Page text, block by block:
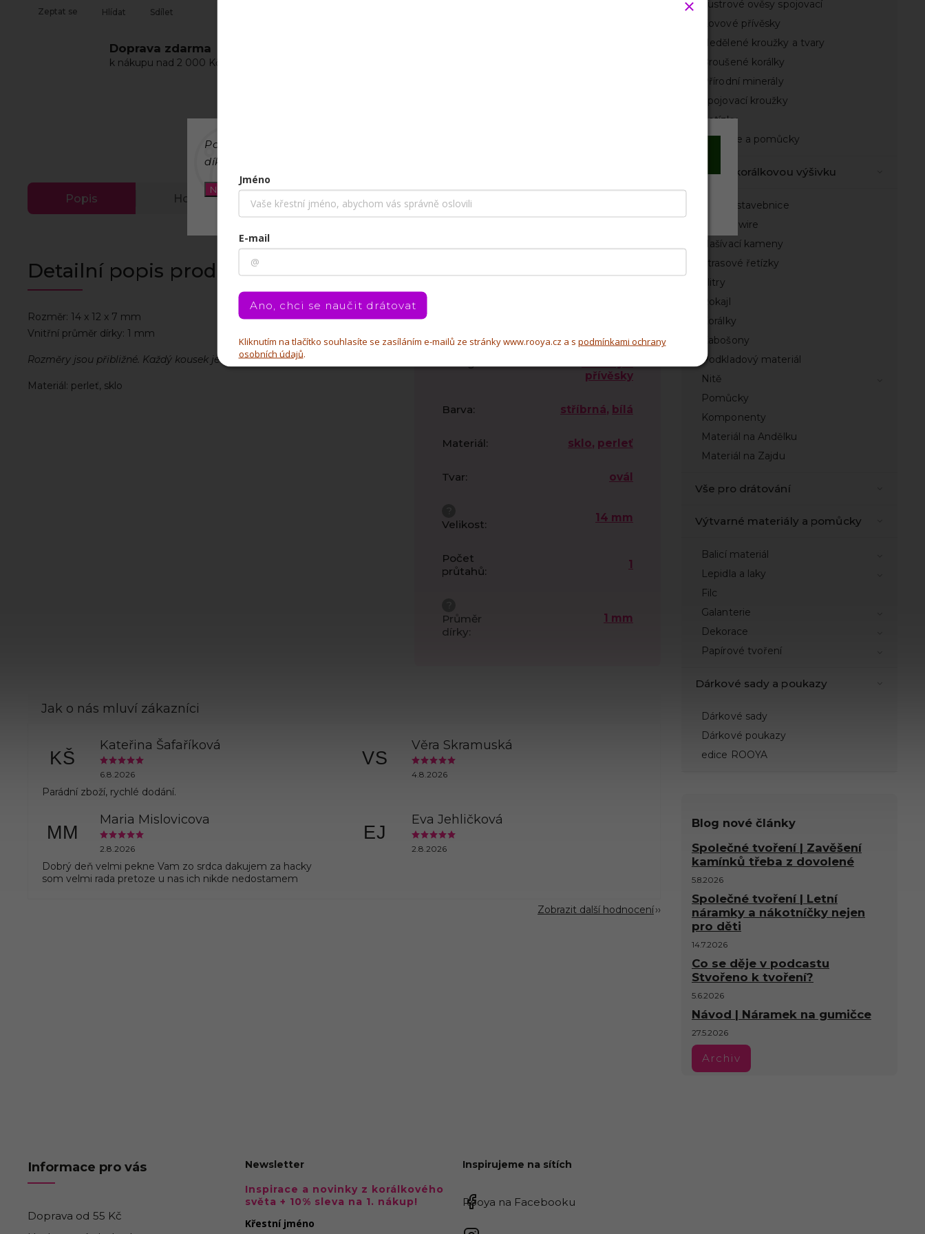
Používáme cookies, abychom Vám umožnili pohodlné prohlížení webu a
díky analýze provozu webu ho neustále zlepšovali.
Nastavení
Lustrové ověsy spojovací
Kovové přívěsky
Nedělené kroužky a tvary
Broušené korálky
Přírodní minerály
Spojovací kroužky
Řetízky
Nástroje a pomůcky
Vše na korálkovou výšivku
Sady a stavebnice
French wire
Našívací kameny
Štrasové řetízky
Flitry
Rokajl
Korálky
Kabošony
Podkladový materiál
Nitě
Pomůcky
Komponenty
Materiál na Andělku
Materiál na Zajdu
Vše pro drátování
Výtvarné materiály a pomůcky
Balicí materiál
Lepidla a laky
Filc
Galanterie
Dekorace
Papírové tvoření
Dárkové sady a poukazy
Dárkové sady
Dárkové poukazy
edice ROOYA
Blog nové články
Společné tvoření | Zavěšení
kamínků třeba z dovolené
5.8.2026
Společné tvoření | Letní
náramky a nákotníčky nejen
pro děti
14.7.2026
Co se děje v podcastu
Stvořeno k tvoření?
5.6.2026
Návod | Náramek na gumičce
27.5.2026
Archiv
Zeptat se Hlídat Sdílet
Doprava zdarma
k nákupu nad 2 000 Kč pro ČR a SK.
Popis Hodnocení Diskuze
Detailní popis produktu
Rozměr: 14 x 12 x 7 mm
Vnitřní průměr dírky: 1 mm
Rozměry jsou přibližné. Každý kousek je trošku odlišný.
Materiál: perleť, sklo
Doplňkové parametry
Marocké
přívěsky
Barva: stříbrná, bílá
Materiál: sklo, perleť
Tvar: ovál
Velikost:
14 mm
Počet
průtahů:
1
Průměr
dírky:
1 mm
KŠ
Kateřina Šafaříková
6.8.2026
Parádní zboží, rychlé dodání.
VS
Věra Skramuská
4.8.2026
MM
Maria Mislovicova
2.8.2026
Dobrý deň velmi pekne Vam zo srdca dakujem za hacky
som velmi rada pretoze u nas ich nikde nedostamem
EJ
Eva Jehličková
2.8.2026
Zobrazit další hodnocení
Informace pro vás
Doprava od 55 Kč
Newsletter
Inspirace a novinky z korálkového
světa + 10% sleva na 1. nákup!
Křestní jméno
Inspirujeme na sítích
Rooya na Facebooku
Jméno
E-mail
Ano, chci se naučit drátovat
Kliknutím na tlačítko souhlasíte se zasíláním e-mailů ze stránky www.rooya.cz a s podmínkami ochrany
osobních údajů.